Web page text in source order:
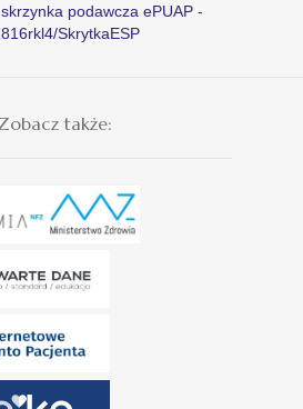
podawcza ePUAP -
SkrytkaESP
także: